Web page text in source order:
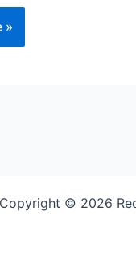
Copyright © 2026